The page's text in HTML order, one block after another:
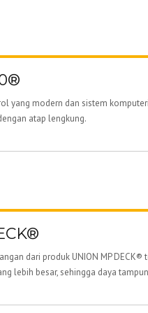
yang modern dan sistem
atap lengkung.
dari produk UNION MP
lebih besar, sehingga daya